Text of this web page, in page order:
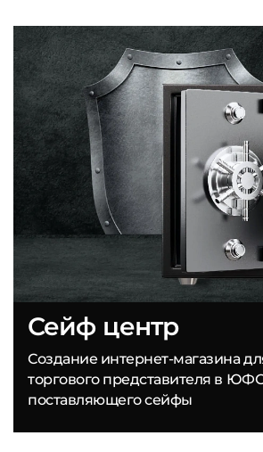
Сейф центр
Создание интернет-магазина
торгового представителя в
поставляющего сейфы